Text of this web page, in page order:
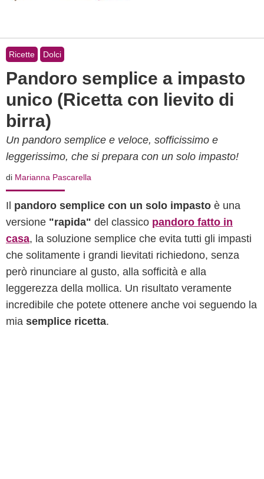
Ricette Dolci
Pandoro semplice a impasto
unico (Ricetta con lievito di
birra)
Un pandoro semplice e veloce, sofficissimo e
leggerissimo, che si prepara con un solo impasto!
di Marianna Pascarella
Il pandoro semplice con un solo impasto è una
versione "rapida" del classico pandoro fatto in
casa, la soluzione semplice che evita tutti gli impasti
che solitamente i grandi lievitati richiedono, senza
però rinunciare al gusto, alla sofficità e alla
leggerezza della mollica. Un risultato veramente
incredibile che potete ottenere anche voi seguendo la
mia semplice ricetta.